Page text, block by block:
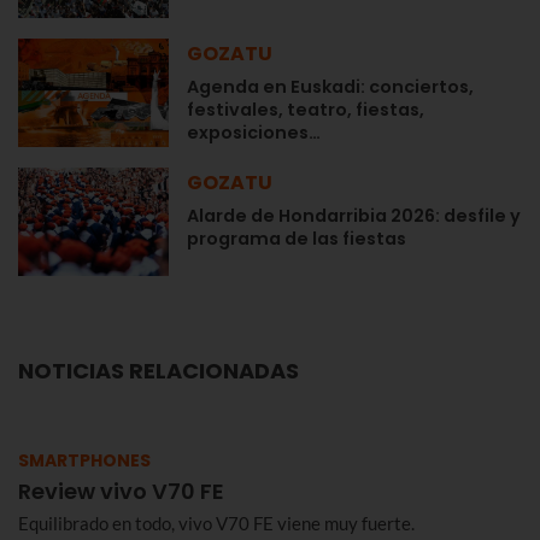
GOZATU
Agenda en Euskadi: conciertos,
festivales, teatro, fiestas,
exposiciones…
GOZATU
Alarde de Hondarribia 2026: desfile y
programa de las fiestas
NOTICIAS RELACIONADAS
SMARTPHONES
Review vivo V70 FE
Equilibrado en todo, vivo V70 FE viene muy fuerte.